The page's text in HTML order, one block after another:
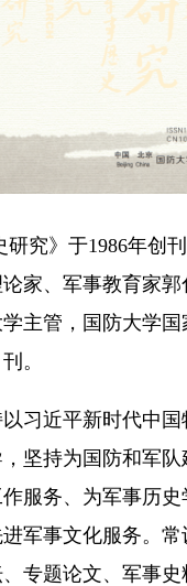
研究》于1986年创
家、军事教育家郭
主管，国防大学
。
习近平新时代中国
坚持为国防和军队
服务、为军事历史
军事文化服务。常
专题论文、军事史